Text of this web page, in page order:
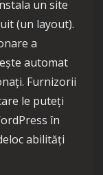
un site
(un layout).
a
automat
Furnizorii
le puteți
în
abilități